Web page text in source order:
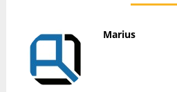
Marius